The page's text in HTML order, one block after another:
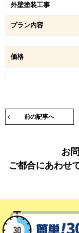
外壁塗装工事
プラン内容
価格
前の記事へ
お
ご都合にあわせ